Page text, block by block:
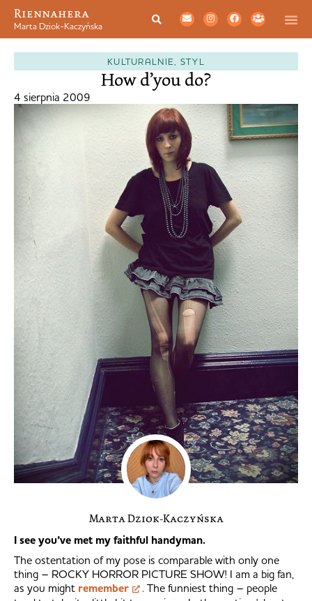
Riennahera
Marta Dziok-Kaczyńska
KULTURALNIE STYL
How d’you do?
4 sierpnia 2009
Marta Dziok-Kaczyńska
I see you’ve met my faithful handyman.
The ostentation of my pose is comparable with only one
thing – ROCKY HORROR PICTURE SHOW! I am a big fan,
as you might remember
. The funniest thing – people